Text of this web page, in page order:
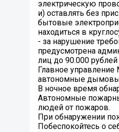
электрическую
и) оставлять без
бытовые
находиться в
- за нарушение
предусмотрена
лиц до 90.000
Главное
автономные
В ночное время
Автономные
людей от пожаров.
При обнаружении
Побеспокойтесь о